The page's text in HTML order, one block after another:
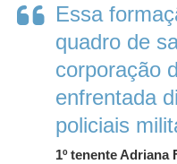
Essa
quadro de
corporação
enfrentada
policiais
1º tenente Adriana